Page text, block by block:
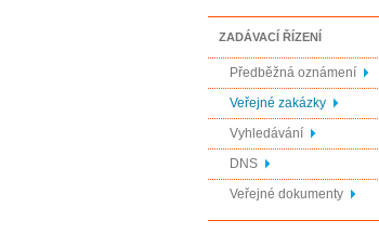
ZADÁVACÍ ŘÍZENÍ
Předběžná oznámení
Veřejné zakázky
Vyhledávání
DNS
Veřejné dokumenty